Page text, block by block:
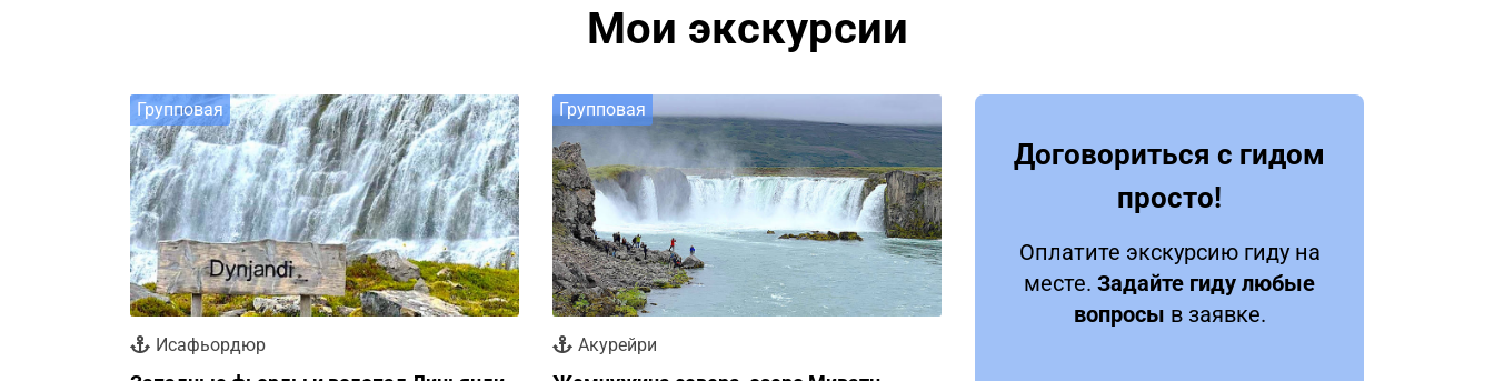
Мои экскурсии
Групповая
Исафьордюр
Групповая
Акурейри
Договориться с гидом
просто!
Оплатите экскурсию гиду на
месте. Задайте гиду любые
вопросы в заявке.